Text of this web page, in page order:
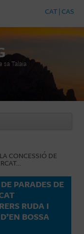
CAT| CAS
Talaia
CONCESSIÓ DE
PARADES DE
RUDA I
BOSSA